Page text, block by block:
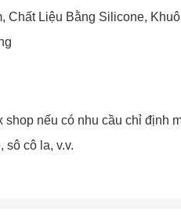
Chất Liệu Bằng Silicone,
nếu có nhu cầu chỉ định
sô cô la, v.v.
mừng khách
Tặng bạn mã làm quen